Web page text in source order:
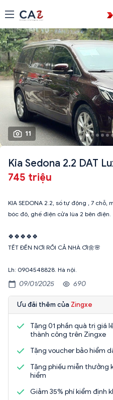
11
Kia Sedona 2.2 DAT
745 triệu
KIA SEDONA 2.2, số tự động , 7 chỗ,
bóc đô, ghế điện cửa lùa 2 bên điện.
🍀🍀🍀🍀🍀
TẾT ĐẾN NƠI RỒI CẢ NHÀ ƠI🌼🌸
Lh: 0904548828. Hà nội.
09/01/2025 690
Ưu đãi thêm của Zingxe
Tặng 01 phần quà trị giá
thành công trên Zingxe
Tặng voucher bảo hiểm
Tặng phiếu miễn thưởng
hiểm
Giảm 35% phí kiểm định